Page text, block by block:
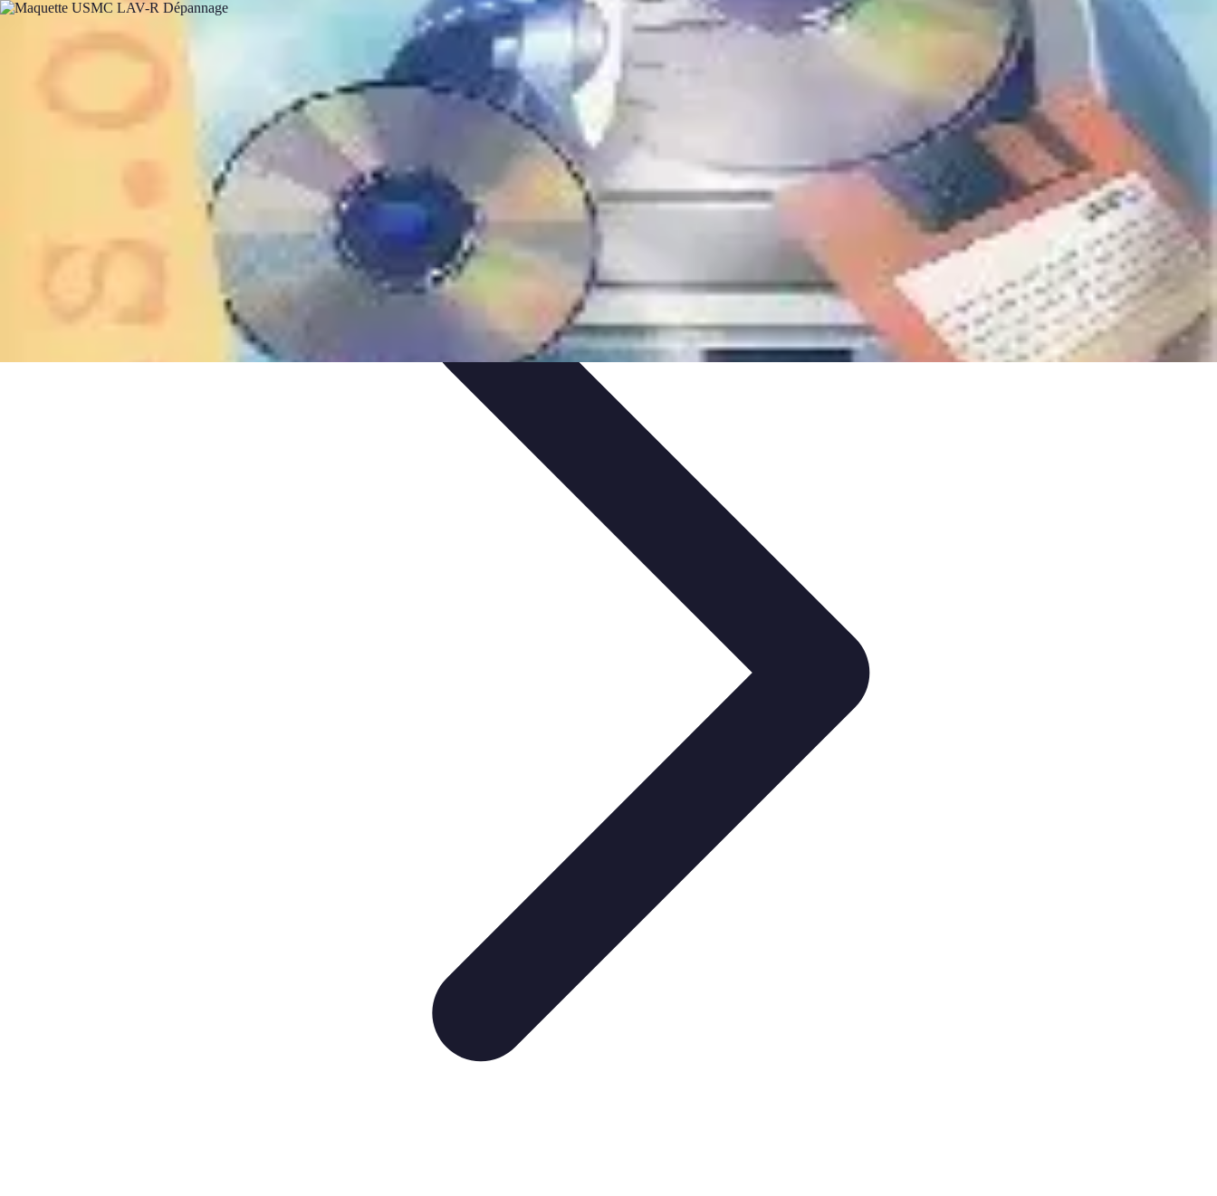
Plomberie Rapide
Outils et Équipements Dépannage d'urgenceDépannage plomberie